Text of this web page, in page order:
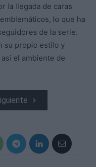
la llegada de caras
lo que ha
de la serie.
su propio estilo y
el ambiente de